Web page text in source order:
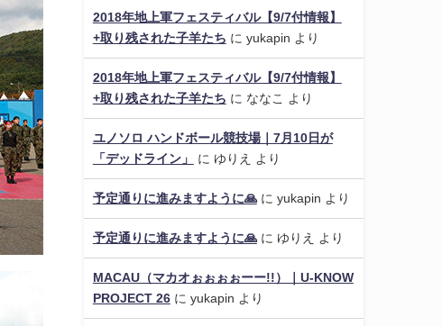
2018年地上軍フェスティバル【9/7付情報】
+取り残された子羊たち に yukapin より
2018年地上軍フェスティバル【9/7付情報】
+取り残された子羊たち に ななこ より
ユノソロ ハンドボール競技場｜7月10日が
「デッドライン」
に ゆりえ より
予定通りに進みますように🙏に yukapin より
予定通りに進みますように🙏に ゆりえ より
MACAU（マカオぉぉぉぉーー!!）｜U-KNOW
PROJECT 26に yukapin より